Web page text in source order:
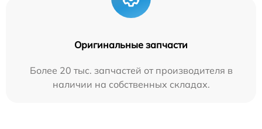
Оригинальные запчасти
Более 20 тыс. запчастей от производителя в
наличии на собственных складах.